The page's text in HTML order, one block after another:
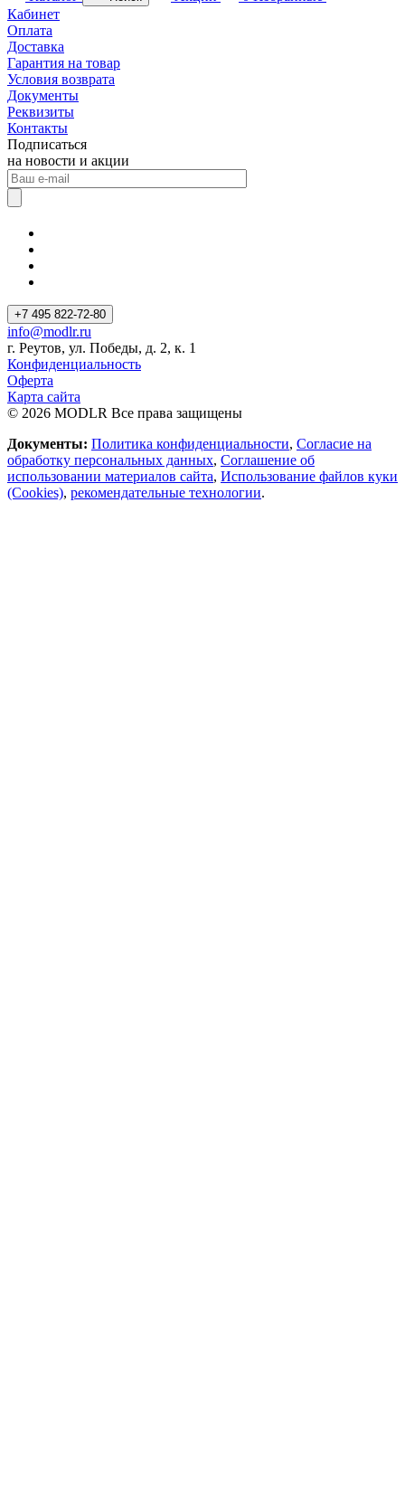
Кабинет
Оплата
Доставка
Гарантия на товар
Условия возврата
Документы
Реквизиты
Контакты
Подписаться
на новости и акции
+7 495 822-72-80
info@modlr.ru
г. Реутов, ул. Победы, д. 2, к. 1
Конфиденциальность
Оферта
Карта сайта
© 2026 MODLR Все права защищены
Документы: Политика конфиденциальности, Согласие на
обработку персональных данных, Соглашение об
использовании материалов сайта, Использование файлов куки
(Cookies), рекомендательные технологии.